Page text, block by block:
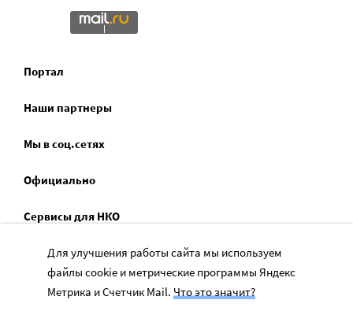
Портал
Наши партнеры
Мы в соц.сетях
Официально
Сервисы для НКО
Спецпроекты
Социальное служение
Для улучшения работы сайта мы используем
файлы cookie и метрические программы Яндекс
Метрика и Счетчик Mail. Что это значит?